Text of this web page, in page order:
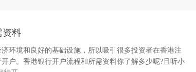
资料
境和良好的基础设施，所以吸引很多投资者在香港注
户。香港银行开户流程和所需资料你了解多少呢?且听小